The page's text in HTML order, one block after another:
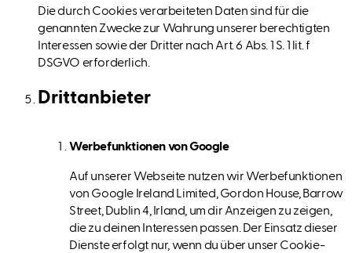
Die durch Cookies verarbeiteten Daten sind für die
genannten Zwecke zur Wahrung unserer berechtigten
Interessen sowie der Dritter nach Art. 6 Abs. 1 S. 1 lit. f
DSGVO erforderlich.
Drittanbieter
Werbefunktionen von Google
Auf unserer Webseite nutzen wir Werbefunktionen
von Google Ireland Limited, Gordon House, Barrow
Street, Dublin 4, Irland, um dir Anzeigen zu zeigen,
die zu deinen Interessen passen. Der Einsatz dieser
Dienste erfolgt nur, wenn du über unser Cookie-